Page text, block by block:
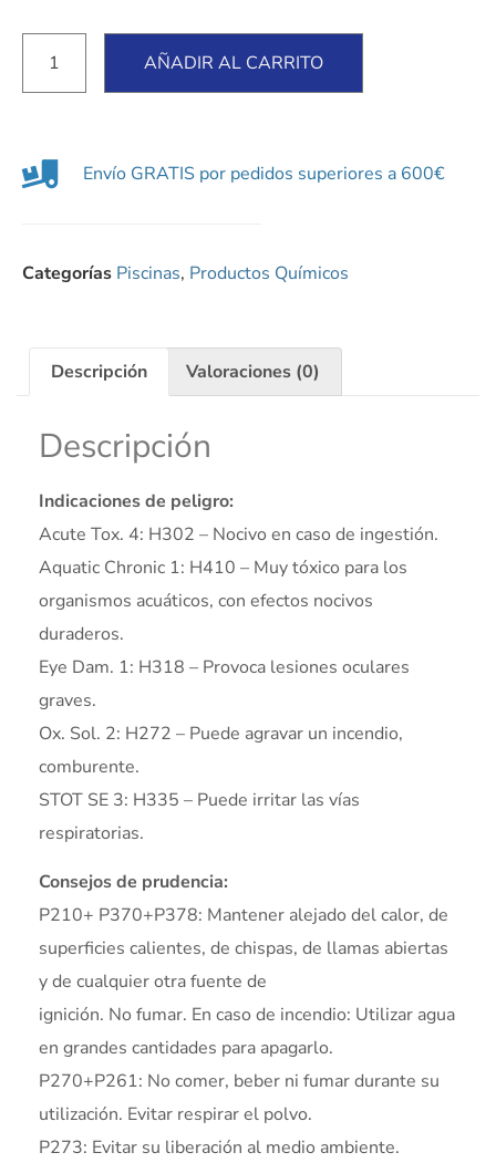
AÑADIR AL CARRITO
Envío GRATIS por pedidos superiores a 600€
Categorías Piscinas, Productos Químicos
Descripción Valoraciones (0)
Descripción
Indicaciones de peligro:
Acute Tox. 4: H302 – Nocivo en caso de ingestión.
Aquatic Chronic 1: H410 – Muy tóxico para los
organismos acuáticos, con efectos nocivos
duraderos.
Eye Dam. 1: H318 – Provoca lesiones oculares
graves.
Ox. Sol. 2: H272 – Puede agravar un incendio,
comburente.
STOT SE 3: H335 – Puede irritar las vías
respiratorias.
Consejos de prudencia:
P210+ P370+P378: Mantener alejado del calor, de
superficies calientes, de chispas, de llamas abiertas
y de cualquier otra fuente de
ignición. No fumar. En caso de incendio: Utilizar agua
en grandes cantidades para apagarlo.
P270+P261: No comer, beber ni fumar durante su
utilización. Evitar respirar el polvo.
P273: Evitar su liberación al medio ambiente.